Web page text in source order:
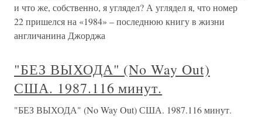
и что же, собственно, я углядел? А углядел я, что номер
22 пришелся на «1984» – последнюю книгу в жизни
англичанина Джорджа
"БЕЗ ВЫХОДА" (No Way Out)
США. 1987.116 минут.
"БЕЗ ВЫХОДА" (No Way Out) США. 1987.116 минут.